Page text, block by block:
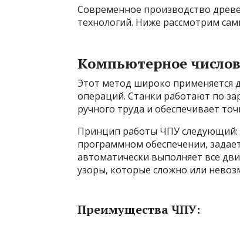
Современное производство
технологий. Ниже рассмотрим
Компьютерное
Этот метод широко применяется
операций. Станки работают по
ручного труда и обеспечивает
Принцип работы ЧПУ следующий:
программном обеспечении,
автоматически выполняет все
узоры, которые сложно или
Преимущества ЧПУ: